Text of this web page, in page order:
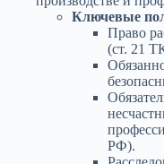
Ключевые
Право
(ст. 21
РФ).